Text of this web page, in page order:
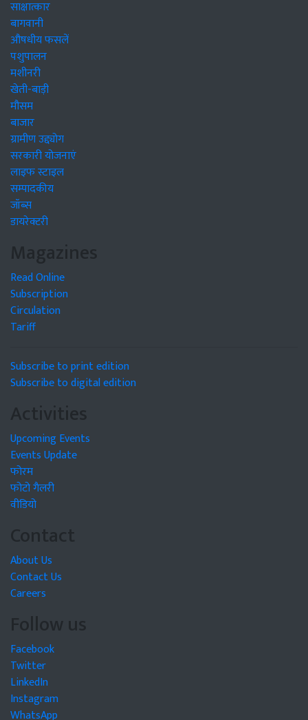
साक्षात्कार
बागवानी
औषधीय फसलें
पशुपालन
मशीनरी
खेती-बाड़ी
मौसम
बाजार
ग्रामीण उद्द्योग
सरकारी योजनाएं
लाइफ स्टाइल
सम्पादकीय
जॉब्स
डायरेक्टरी
Magazines
Read Online
Subscription
Circulation
Tariff
Subscribe to print edition
Subscribe to digital edition
Activities
Upcoming Events
Events Update
फोरम
फोटो गैलरी
वीडियो
Contact
About Us
Contact Us
Careers
Follow us
Facebook
Twitter
LinkedIn
Instagram
WhatsApp